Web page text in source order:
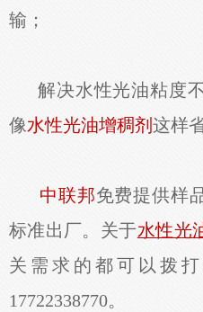
输；
解决水性光油粘度
像水性光油增稠剂 这样
中联邦免费提供样
标准出厂。关于水性光
关需求的都可以拨
17722338770。